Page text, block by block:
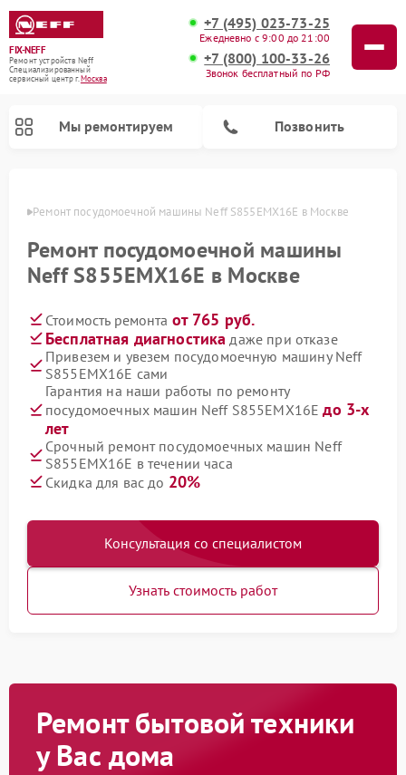
FIX-NEFF
Ремонт устройств Neff
Специализированный
cервисный центр г.Москва
+7 (495) 023-73-25
Ежедневно с 9:00 до 21:00
+7 (800) 100-33-26
Звонок бесплатный по РФ
Мы ремонтируем Позвонить
Ремонт посудомоечной машины Neff S855EMX16E в Москве
Ремонт посудомоечной машины
Neff S855EMX16E в Москве
Стоимость ремонта от 765 руб.
Бесплатная диагностика даже при отказе
Привезем и увезем посудомоечную машину Neff
S855EMX16E сами
Гарантия на наши работы по ремонту
посудомоечных машин Neff S855EMX16Eдо 3-х
лет
Срочный ремонт посудомоечных машин Neff
S855EMX16E в течении часа
Скидка для вас до 20%
Консультация со специалистом
Узнать стоимость работ
Ремонт бытовой техники
у Вас дома